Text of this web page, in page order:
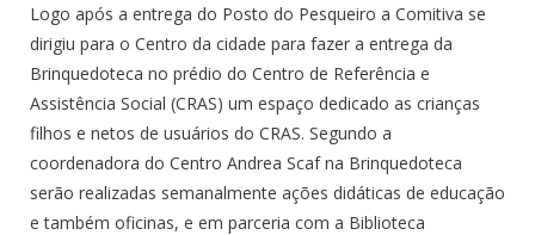
Logo após a entrega do Posto do Pesqueiro a Comitiva se
dirigiu para o Centro da cidade para fazer a entrega da
Brinquedoteca no prédio do Centro de Referência e
Assistência Social (CRAS) um espaço dedicado as crianças
filhos e netos de usuários do CRAS. Segundo a
coordenadora do Centro Andrea Scaf na Brinquedoteca
serão realizadas semanalmente ações didáticas de educação
e também oficinas, e em parceria com a Biblioteca